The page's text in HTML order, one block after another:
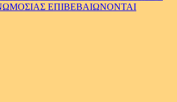
ΕΠΙΒΕΒΑΙΩΝΟΝΤΑΙ